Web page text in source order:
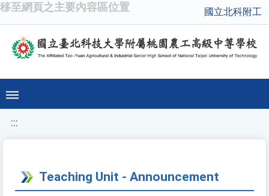
移至網頁之主要內容區位置 國立北科附工
:::
Teaching Unit - Announcement